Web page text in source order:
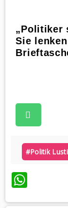
„Politiker
Sie
#politik